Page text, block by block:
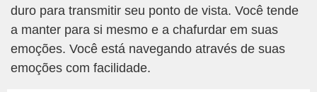
duro para transmitir seu ponto de vista. Você tende
a manter para si mesmo e a chafurdar em suas
emoções. Você está navegando através de suas
emoções com facilidade.